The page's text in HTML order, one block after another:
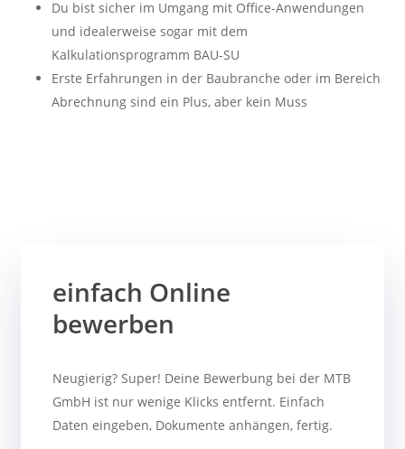
Du bist sicher im Umgang mit Office-Anwendungen
und idealerweise sogar mit dem
Kalkulationsprogramm BAU-SU
Erste Erfahrungen in der Baubranche oder im Bereich
Abrechnung sind ein Plus, aber kein Muss
einfach Online
bewerben
Neugierig? Super! Deine Bewerbung bei der MTB
GmbH ist nur wenige Klicks entfernt. Einfach
Daten eingeben, Dokumente anhängen, fertig.